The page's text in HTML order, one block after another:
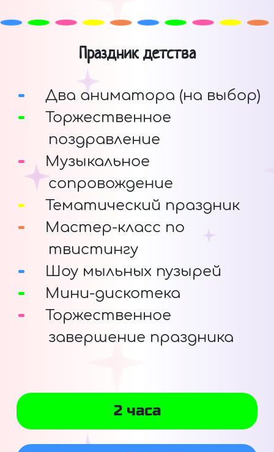
Праздник детства
Два аниматора (на выбор)
Торжественное
поздравление
Музыкальное
сопровождение
Тематический праздник
Мастер-класс по
твистингу
Шоу мыльных пузырей
Мини-дискотека
Торжественное
завершение праздника
2 часа